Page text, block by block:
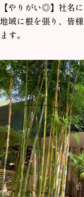
【やりがい◎】社名
地域に根を張り、皆
ます。